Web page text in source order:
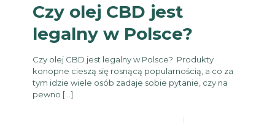
Czy olej CBD jest
legalny w Polsce?
Czy olej CBD jest legalny w Polsce? Produkty
konopne cieszą się rosnącą popularnością, a co za
tym idzie wiele osób zadaje sobie pytanie, czy na
pewno […]